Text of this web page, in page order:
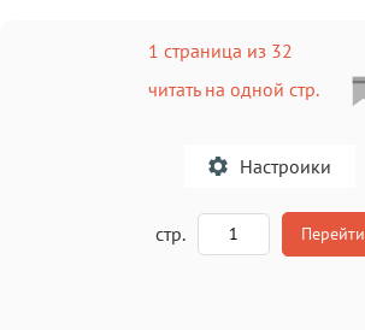
1 страница из 32
читать на одной стр.
Настроики
стр. Перейти